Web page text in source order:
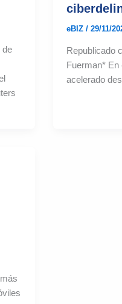
de
eBIZ/29/11/
Republicado
Fuerman* En
acelerado